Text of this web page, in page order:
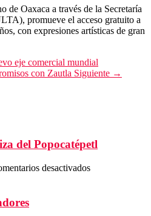
de Oaxaca a través de la Secretaría
promueve el acceso gratuito a
con expresiones artísticas de gran
eje comercial mundial
con Zautla Siguiente →
del Popocatépetl
desactivadosen